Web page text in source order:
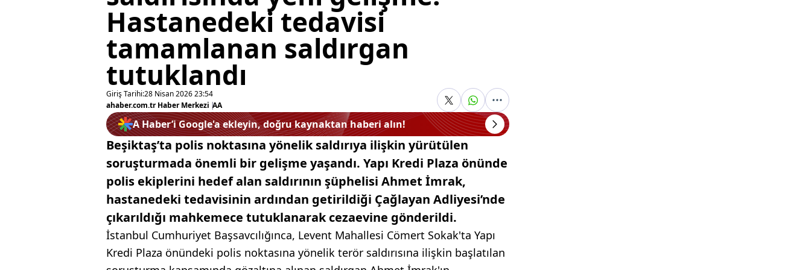
Hastanedeki tedavisi
tamamlanan saldırgan
tutuklandı
Giriş Tarihi:28 Nisan 2026 23:54
ahaber.com.tr Haber Merkezi |AA
A Haber’i Google'a ekleyin, doğru kaynaktan haberi alın!
Beşiktaş’ta polis noktasına yönelik saldırıya ilişkin yürütülen
soruşturmada önemli bir gelişme yaşandı. Yapı Kredi Plaza önünde
polis ekiplerini hedef alan saldırının şüphelisi Ahmet İmrak,
hastanedeki tedavisinin ardından getirildiği Çağlayan Adliyesi’nde
çıkarıldığı mahkemece tutuklanarak cezaevine gönderildi.
İstanbul Cumhuriyet Başsavcılığınca, Levent Mahallesi Cömert Sokak'ta Yapı
Kredi Plaza önündeki polis noktasına yönelik terör saldırısına ilişkin başlatılan